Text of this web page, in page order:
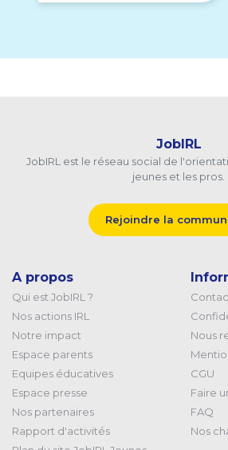
JobIRL
JobIRL est le réseau social de
jeunes et les pros.
Rejoindre la
A propos
Qui est JobIRL ?
Nos actions IRL
Notre impact
Espace parents
Equipes éducatives
Espace presse
Nos partenaires
Rapport d'activités
Nous
CGU
Faire
FAQ
Nos